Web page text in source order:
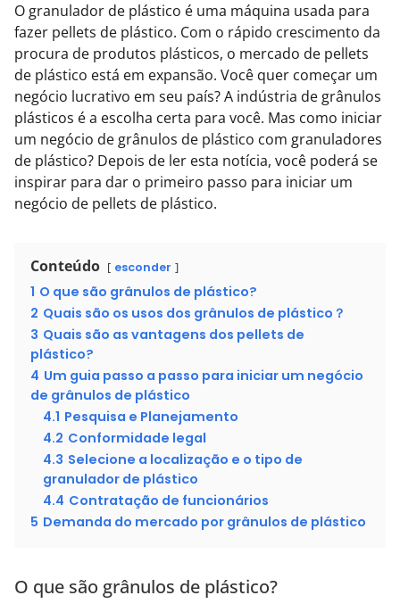
O granulador de plástico é uma máquina usada para
fazer pellets de plástico. Com o rápido crescimento da
procura de produtos plásticos, o mercado de pellets
de plástico está em expansão. Você quer começar um
negócio lucrativo em seu país? A indústria de grânulos
plásticos é a escolha certa para você. Mas como iniciar
um negócio de grânulos de plástico com granuladores
de plástico? Depois de ler esta notícia, você poderá se
inspirar para dar o primeiro passo para iniciar um
negócio de pellets de plástico.
Conteúdo esconder
1 O que são grânulos de plástico?
2 Quais são os usos dos grânulos de plástico？
3 Quais são as vantagens dos pellets de
plástico?
4 Um guia passo a passo para iniciar um negócio
de grânulos de plástico
4.1 Pesquisa e Planejamento
4.2 Conformidade legal
4.3 Selecione a localização e o tipo de
granulador de plástico
4.4 Contratação de funcionários
5 Demanda do mercado por grânulos de plástico
O que são grânulos de plástico?